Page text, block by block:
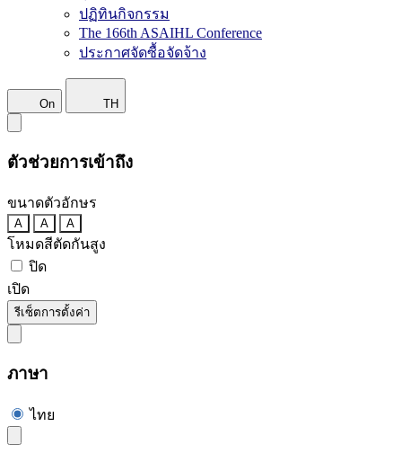
ปฏิทินกิจกรรม
The 166th ASAIHL Conference
ประกาศจัดซื้อจัดจ้าง
On TH
ตัวช่วยการเข้าถึง
ขนาดตัวอักษร
A A A
โหมดสีตัดกันสูง
ปิด
เปิด
รีเซ็ตการตั้งค่า
ภาษา
ไทย